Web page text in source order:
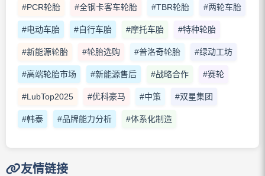
#PCR轮胎 #全钢卡客车轮胎 #TBR轮胎 #两轮车胎
#电动车胎 #自行车胎 #摩托车胎 #特种轮胎
#新能源轮胎 #轮胎选购 #普洛奇轮胎 #绿动工坊
#高端轮胎市场 #新能源售后 #战略合作 #赛轮
#LubTop2025 #优科豪马 #中策 #双星集团
#韩泰 #品牌能力分析 #体系化制造
友情链接